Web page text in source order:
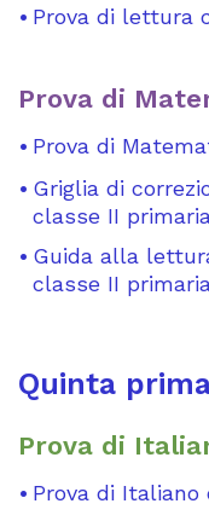
Prova di lettura
Prova di
Prova di
Griglia di
classe II
Guida alla
classe II
Quinta
Prova di
Prova di Italiano